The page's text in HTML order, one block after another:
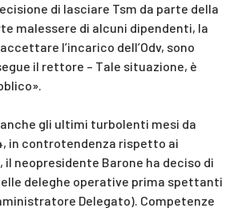
di lasciare Tsm da parte della
malessere di alcuni dipendenti, la
l’incarico dell’Odv, sono
il rettore – Tale situazione, è
gli ultimi turbolenti mesi da
in controtendenza rispetto ai
neopresidente Barone ha deciso di
deleghe operative prima spettanti
Delegato). Competenze